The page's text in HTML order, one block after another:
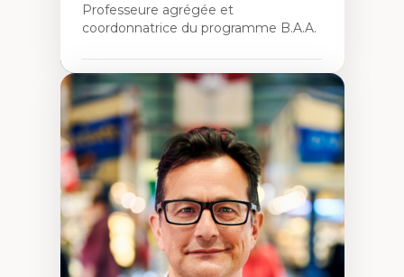
Professeure agrégée et
coordonnatrice du programme B.A.A.
Expertises
Conciliation travail-vie personnelle
Gestion des ressources humaines
(attraction et fidélisation de la main-
d’œuvre)
Responsabilité sociale des organisations
Interventions organisationnelles
Comportement organisationnel
(mobilisation au travail)
Recherche qualitative
Éthique des affaires